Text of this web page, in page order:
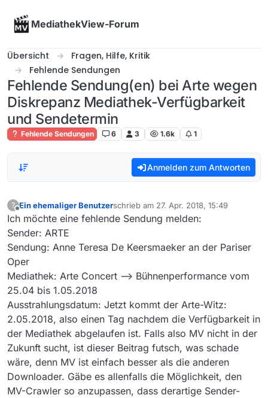
MediathekView-Forum
Übersicht
Fragen, Hilfe, Kritik
Fehlende Sendungen
Fehlende Sendung(en) bei Arte wegen
Diskrepanz Mediathek-Verfügbarkeit
und Sendetermin
Fehlende Sendungen 6 3 1.6k 1
Anmelden zum Antworten
?
Offline
Ein ehemaliger Benutzerschrieb am 27. Apr. 2018, 15:49
zuletzt editiert von
Ich möchte eine fehlende Sendung melden:
Sender: ARTE
Sendung: Anne Teresa De Keersmaeker an der Pariser
Oper
Mediathek: Arte Concert --> Bühnenperformance vom
25.04 bis 1.05.2018
Ausstrahlungsdatum: Jetzt kommt der Arte-Witz:
2.05.2018, also einen Tag nachdem die Verfügbarkeit in
der Mediathek abgelaufen ist. Falls also MV nicht in der
Zukunft sucht, ist dieser Beitrag futsch, was schade
wäre, denn MV ist einfach besser als die anderen
Downloader. Gäbe es allenfalls die Möglichkeit, den
MV-Crawler so anzupassen, dass derartige Sender-